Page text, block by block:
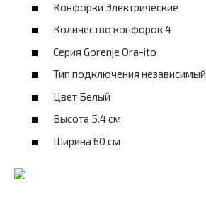
Конфорки Электрические
Количество конфорок 4
Серия Gorenje Ora-ito
Тип подключения независимый
Цвет Белый
Высота 5.4 см
Ширина 60 см